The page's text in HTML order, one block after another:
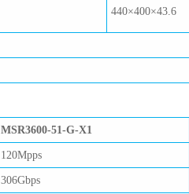
440×400×43.6
MSR3600-51-G-X1
120Mpps
306Gbps